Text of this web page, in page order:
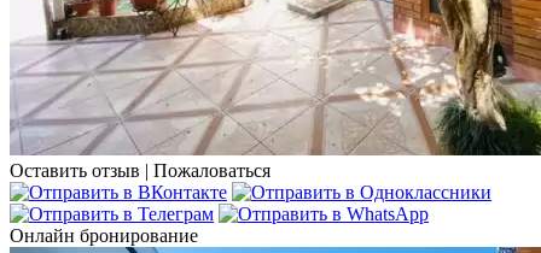
Оставить отзыв | Пожаловаться
Онлайн бронирование